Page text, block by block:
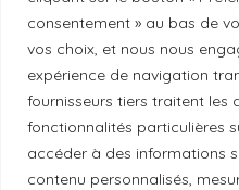
consentement » au bas de
vos choix, et nous nous
expérience de navigation
fournisseurs tiers traitent les
fonctionnalités particulières
accéder à des informations
contenu personnalisés,
Politique de diversité
Politique éthique